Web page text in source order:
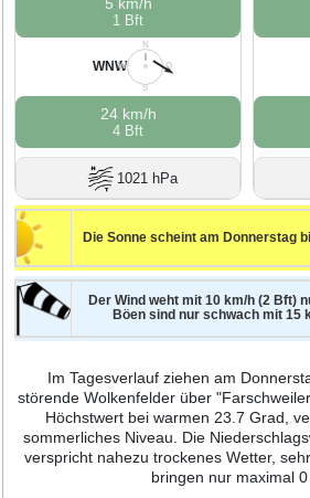
1 Bft
N
O
S
W
WNW
24 km/h
4 Bft
1021 hPa
Die Sonne scheint am Donnerstag
Der Wind weht mit 10 km/h (2 Bft)
Böen sind nur schwach mit 15
Im Tagesverlauf ziehen am
störende Wolkenfelder über
Höchstwert bei warmen 23.7 Grad,
sommerliches Niveau. Die
verspricht nahezu trockenes Wetter,
bringen nur maximal 0